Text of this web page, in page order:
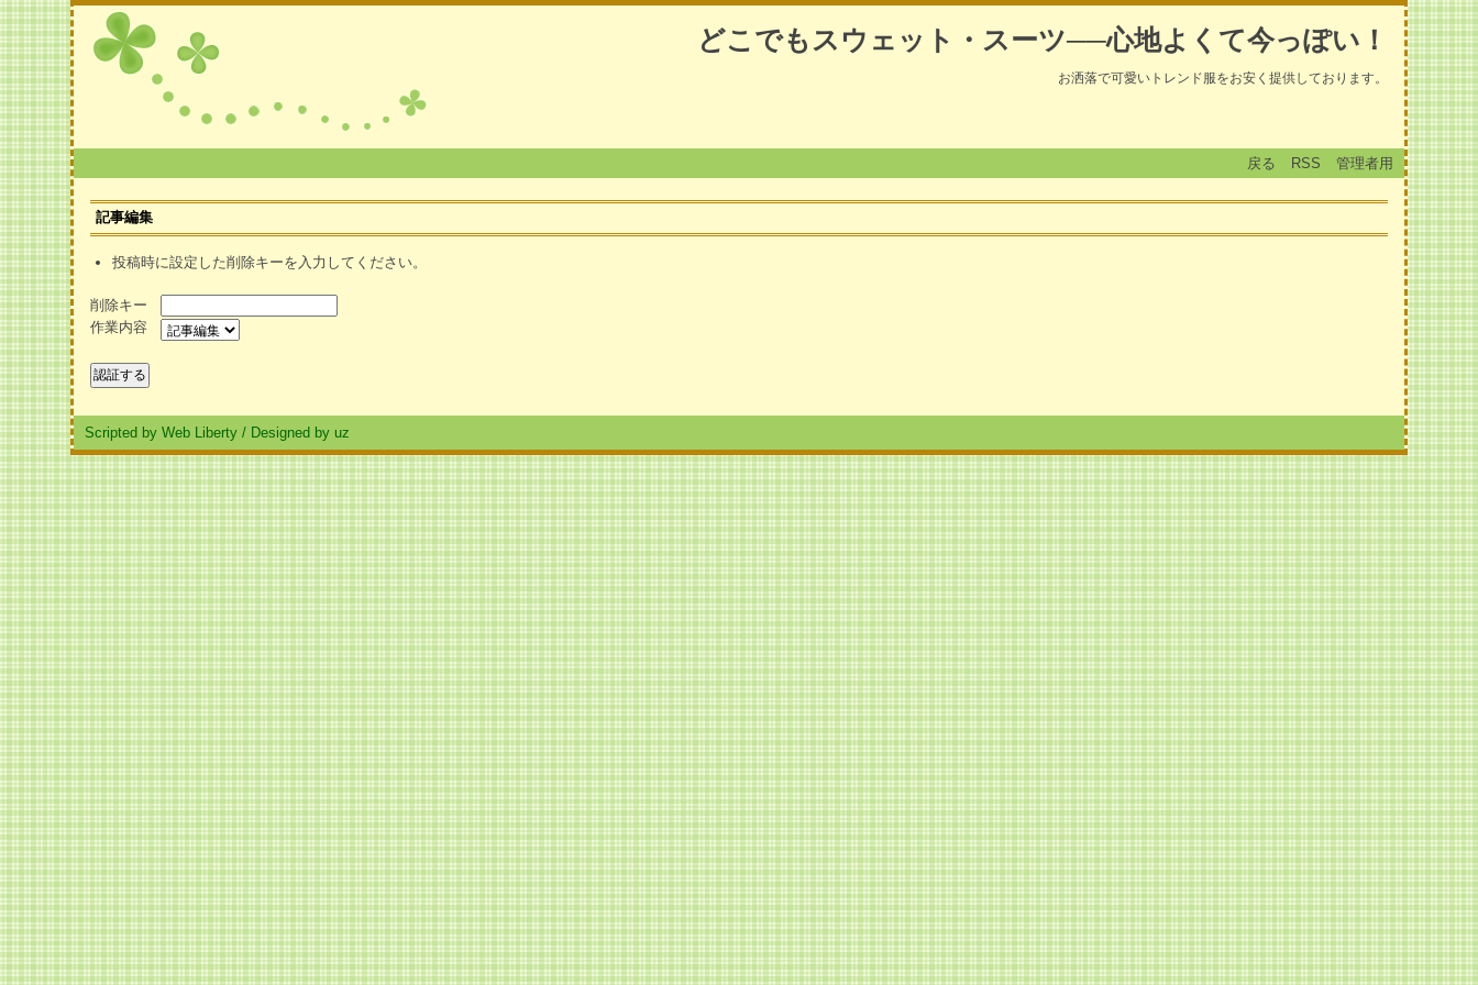
どこでもスウェット・スーツ──心地よくて今っぽい！
お洒落で可愛いトレンド服をお安く提供しております。
戻る RSS 管理者用
記事編集
投稿時に設定した削除キーを入力してください。
削除キー
作業内容
Scripted by Web Liberty / Designed by uz